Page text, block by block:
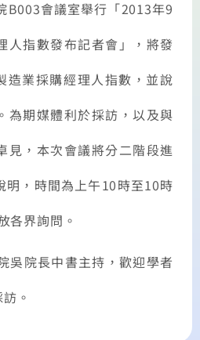
B003會議室舉行「2013年9
人指數發布記者會」，將發
造業採購經理人指數，並說
為期媒體利於採訪，以及與
見，本次會議將分二階段進
明，時間為上午10時至10時
各界詢問。
吳院長中書主持，歡迎學者
。